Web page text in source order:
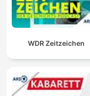
WDR Zeitzeichen